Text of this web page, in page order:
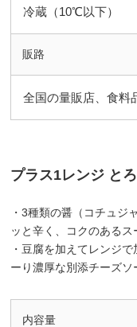
冷蔵（10℃以下）
販路
全国の量販店、食料
プラス1レンジ と
・3種類の醤（コチュジ
ッと辛く、コクのあるス
・豆腐を加えてレンジ
ーり濃厚な別添チーズソ
内容量